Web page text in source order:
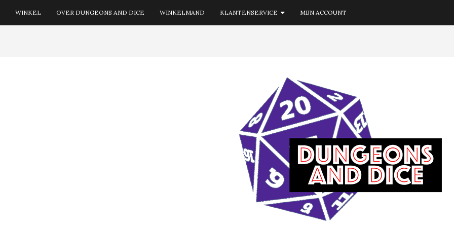
WINKEL OVER DUNGEONS AND DICE WINKELMAND KLANTENSERVICE MIJN ACCOUNT